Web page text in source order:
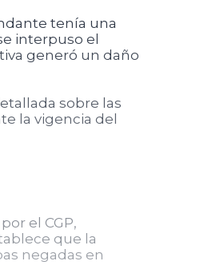
tenía una
interpuso el
generó un daño
sobre las
la vigencia del
el CGP,
que la
negadas en